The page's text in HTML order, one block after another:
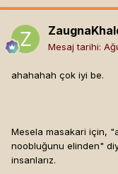
Mesaj tarihi:
ahahahah çok iyi be.
Mesela masakari için,
noobluğunu elinden"
insanlarız.